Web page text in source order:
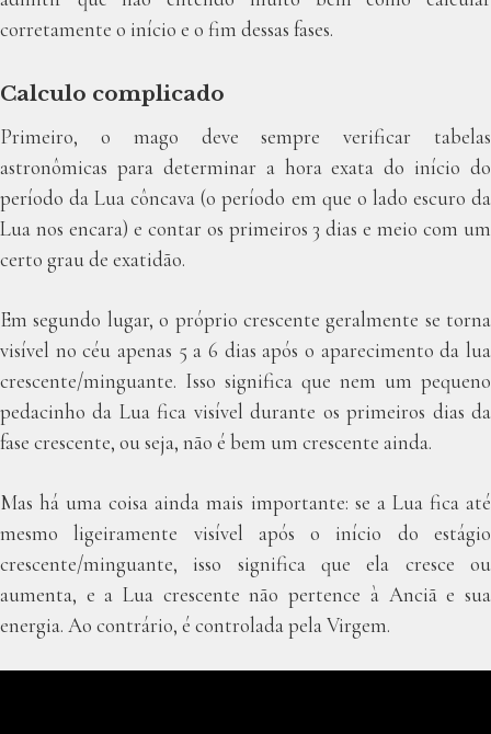
corretamente o início e o fim dessas fases.
Calculo complicado
Primeiro, o mago deve sempre verificar tabelas
astronômicas para determinar a hora exata do início do
período da Lua côncava (o período em que o lado escuro da
Lua nos encara) e contar os primeiros 3 dias e meio com um
certo grau de exatidão.
Em segundo lugar, o próprio crescente geralmente se torna
visível no céu apenas 5 a 6 dias após o aparecimento da lua
crescente/minguante. Isso significa que nem um pequeno
pedacinho da Lua fica visível durante os primeiros dias da
fase crescente, ou seja, não é bem um crescente ainda.
Mas há uma coisa ainda mais importante: se a Lua fica até
mesmo ligeiramente visível após o início do estágio
crescente/minguante, isso significa que ela cresce ou
aumenta, e a Lua crescente não pertence à Anciã e sua
energia. Ao contrário, é controlada pela Virgem.